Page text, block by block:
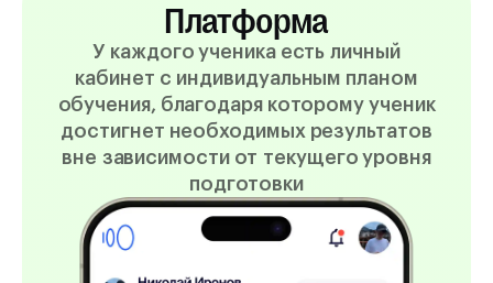
Платформа
У каждого ученика есть личный
кабинет с индивидуальным планом
обучения, благодаря которому ученик
достигнет необходимых результатов
вне зависимости от текущего уровня
подготовки